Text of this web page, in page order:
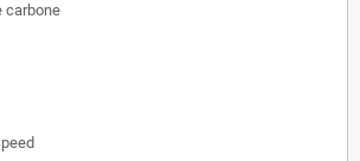
carbone